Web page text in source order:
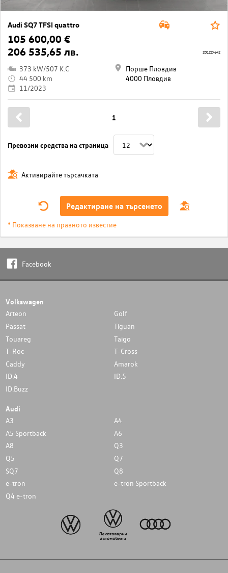
Audi SQ7 TFSI quattro
105 600,00 €
206 535,65 лв.
373 kW/507 K.C
44 500 km
11/2023
Порше Пловдив
4000 Пловдив
20122/642
Превозни средства на страница
1
Активирайте търсачката
Редактиране на търсенето
* Показване на правното известие
Facebook
Volkswagen
Arteon
Golf
Passat
Tiguan
Touareg
Taigo
T-Roc
T-Cross
Caddy
Amarok
ID.4
ID.5
ID.Buzz
Audi
A3
A4
A5 Sportback
A6
A8
Q3
Q5
Q7
SQ7
Q8
e-tron
e-tron Sportback
Q4 e-tron